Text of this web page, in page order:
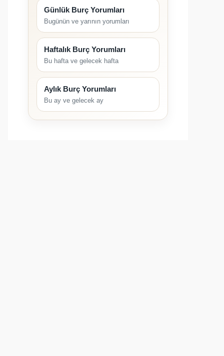
Günlük Burç Yorumları
Bugünün ve yarının yorumları
Haftalık Burç Yorumları
Bu hafta ve gelecek hafta
Aylık Burç Yorumları
Bu ay ve gelecek ay